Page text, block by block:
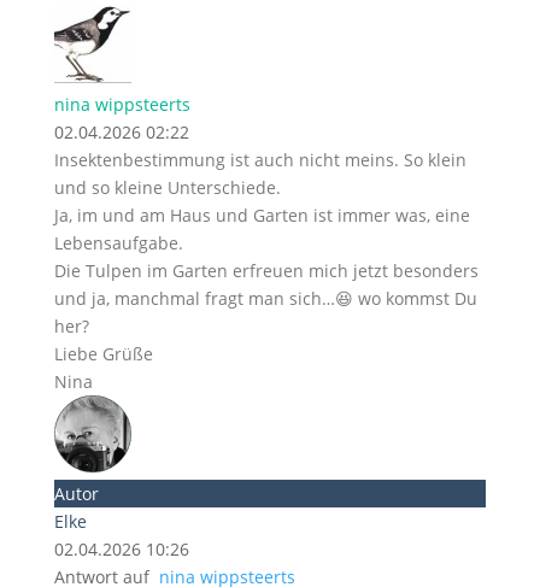
nina wippsteerts
02.04.2026 02:22
Insektenbestimmung ist auch nicht meins. So klein
und so kleine Unterschiede.
Ja, im und am Haus und Garten ist immer was, eine
Lebensaufgabe.
Die Tulpen im Garten erfreuen mich jetzt besonders
und ja, manchmal fragt man sich…😆 wo kommst Du
her?
Liebe Grüße
Nina
Autor
Elke
02.04.2026 10:26
Antwort auf nina wippsteerts